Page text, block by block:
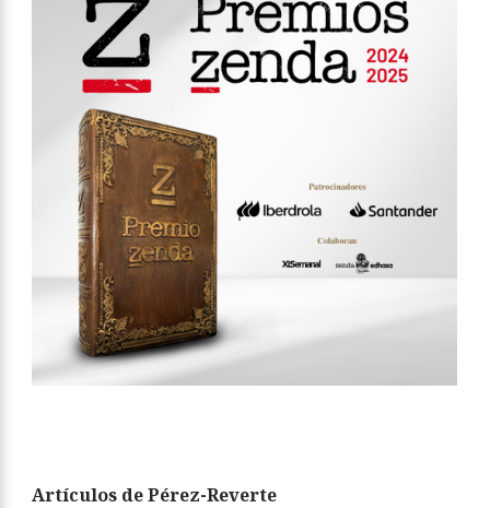
Artículos de Pérez-Reverte